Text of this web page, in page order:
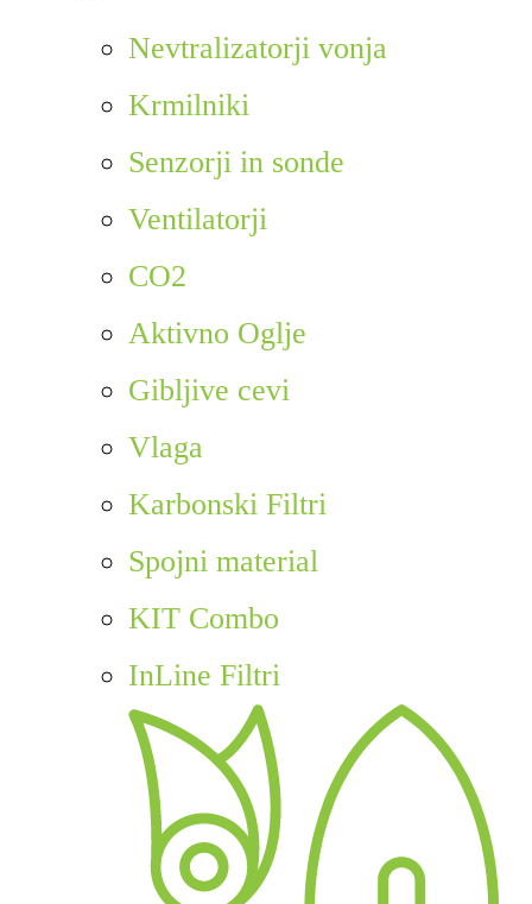
Nevtralizatorji vonja
Krmilniki
Senzorji in sonde
Ventilatorji
CO2
Aktivno Oglje
Gibljive cevi
Vlaga
Karbonski Filtri
Spojni material
KIT Combo
InLine Filtri